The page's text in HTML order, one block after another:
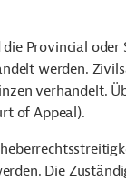
Provincial oder
werden.
verhandelt.
of Appeal).
Die